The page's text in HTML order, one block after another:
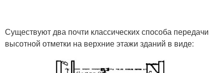
Существуют два почти классических способа передачи
высотной отметки на верхние этажи зданий в виде: